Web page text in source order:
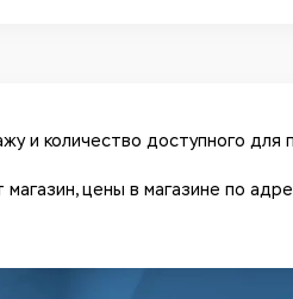
и количество доступного для
цены в магазине по